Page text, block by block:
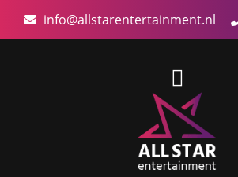
info@allstarentertainment.nl